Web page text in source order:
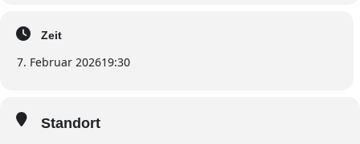
Zeit
7. Februar 202619:30
Standort